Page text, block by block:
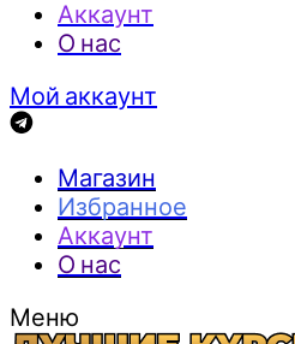
Аккаунт
О нас
Мой аккаунт
Магазин
Избранное
Аккаунт
О нас
Меню